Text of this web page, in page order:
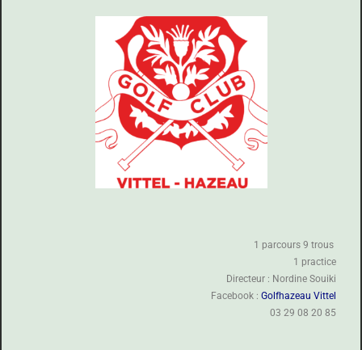
1 parcours 9 trous
1 practice
Directeur : Nordine Souiki
Facebook : Golfhazeau Vittel
03 29 08 20 85